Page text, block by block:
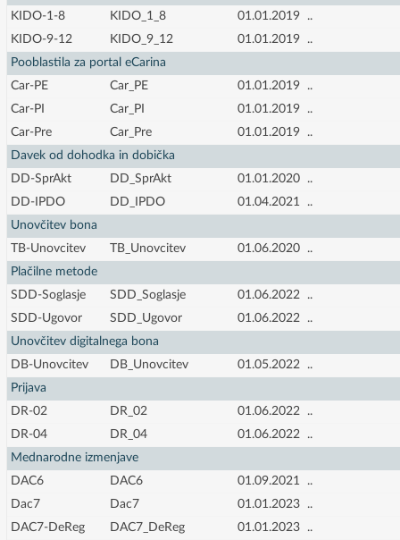
KIDO-1-8
KIDO_1_8 01.01.2019
..
KIDO-9-12
KIDO_9_12 01.01.2019
..
Pooblastila za portal eCarina
Car-PE
Car_PE 01.01.2019
..
Car-PI
Car_PI 01.01.2019
..
Car-Pre
Car_Pre 01.01.2019
..
Davek od dohodka in dobička
DD-SprAkt
DD_SprAkt 01.01.2020
..
DD-IPDO
DD_IPDO 01.04.2021
..
Unovčitev bona
TB-Unovcitev
TB_Unovcitev 01.06.2020
..
Plačilne metode
SDD-Soglasje
SDD_Soglasje 01.06.2022
..
SDD-Ugovor
SDD_Ugovor 01.06.2022
..
Unovčitev digitalnega bona
DB-Unovcitev
DB_Unovcitev 01.05.2022
..
Prijava
DR-02
DR_02 01.06.2022
..
DR-04
DR_04 01.06.2022
..
Mednarodne izmenjave
DAC6
DAC6 01.09.2021
..
Dac7
Dac7 01.01.2023
..
DAC7-DeReg
DAC7_DeReg 01.01.2023
..